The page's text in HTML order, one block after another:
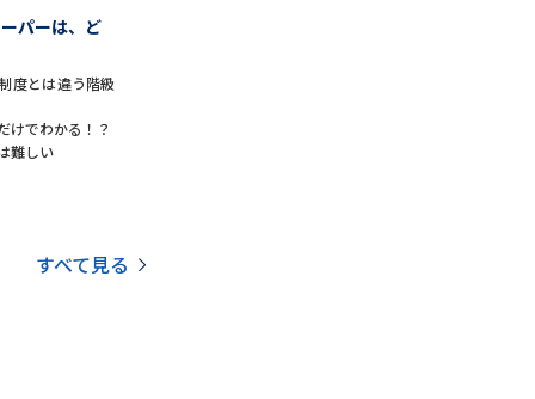
パーは、ど
度とは違う階級
けでわかる！？
難しい
すべて見る